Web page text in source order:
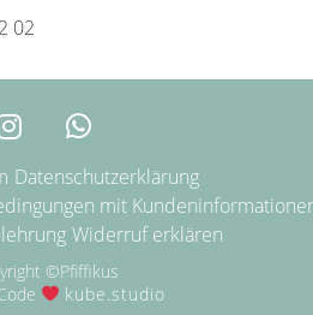
02
©Pfiffikus
kube.studio
Datenschutzerklärung
mit
Widerruf erklären